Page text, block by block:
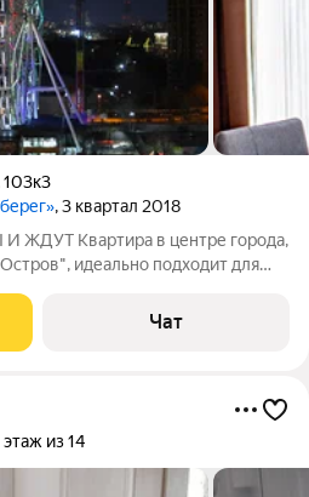
103к3
, 3 квартал 2018
города,
идеально подходит для
центр ЕВРОМЕД, "Колесо
Чат
этаж из 14